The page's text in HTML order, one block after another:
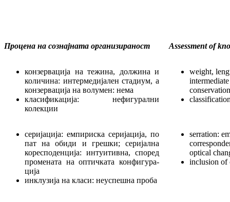
Процена на сознајната организираност Assessment of
конзервација на тежина, должина и
количина: интермедијален стадиум, а
конзервација на волумен: нема
класификација: нефигурални
колекции
weight,
conservation
серијација: емпириска серијација, по
пат на обиди и грешки; серијална
коресподенција: интуитивна, според
промената на оптичката конфигура-
ција
инклузија на класи: неуспешна проба
serration:
optical
inclusion of